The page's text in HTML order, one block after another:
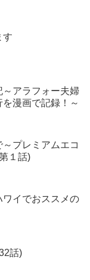
す
アラフォー夫婦
漫画で記録！～
プレミアムエコ
１話)
ワイでおススメの
話)